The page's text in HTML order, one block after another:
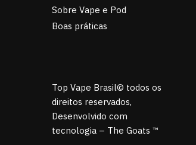
Sobre Vape e Pod
Boas práticas
Top Vape Brasil© todos os
direitos reservados,
Desenvolvido com
tecnologia – The Goats ™